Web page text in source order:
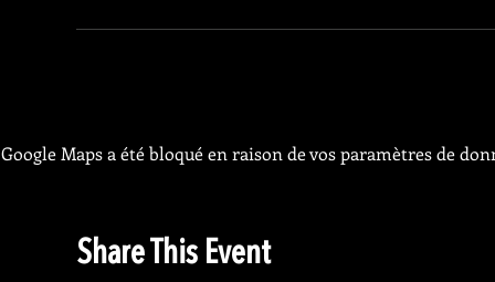
Google Maps a été bloqué en raison de vos paramètres de
Share This Event